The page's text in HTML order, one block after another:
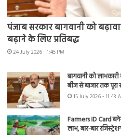
पंजाब सरकार बागवानी को
बढ़ाने के लिए प्रतिबद्ध
24 July 2026 - 1:45 PM
बागवानी को
बीज से बाजार तक पूरा
15 July 2026 - 11:43
Farmers ID Card
लाभ, बार-बार